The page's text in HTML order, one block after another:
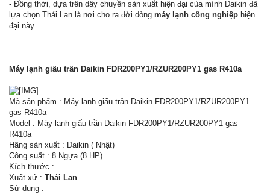
- Đồng thời, dựa trên dây chuyền sản xuất hiện đại của mình Daikin đã
lựa chọn Thái Lan là nơi cho ra đời dòng máy lạnh công nghiệp hiện
đại này.
Máy lạnh giấu trần Daikin FDR200PY1/RZUR200PY1 gas R410a
Mã sản phẩm : Máy lạnh giấu trần Daikin FDR200PY1/RZUR200PY1
gas R410a
Model : Máy lạnh giấu trần Daikin FDR200PY1/RZUR200PY1 gas
R410a
Hãng sản xuất : Daikin ( Nhật)
Công suất : 8 Ngựa (8 HP)
Kích thước :
Xuất xứ : Thái Lan
Sử dụng :